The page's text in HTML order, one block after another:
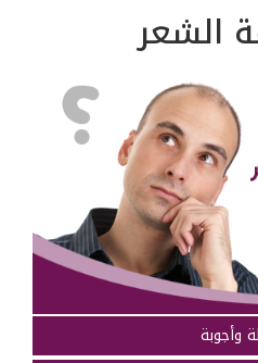
الشعر
وأجوبة